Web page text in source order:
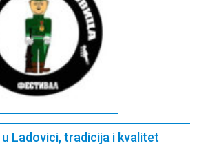
Ladovici, tradicija i kvalitet